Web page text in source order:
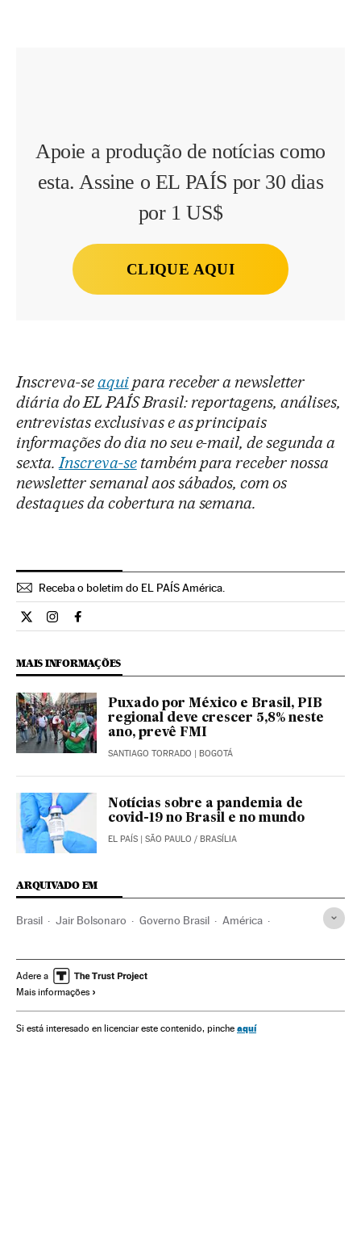
Apoie a produção de notícias como
esta. Assine o EL PAÍS por 30 dias
por 1 US$
CLIQUE AQUI
Inscreva-seaquipara receber a newsletter
diária do EL PAÍS Brasil: reportagens, análises,
entrevistas exclusivas e as principais
informações do dia no seu e-mail, de segunda a
sexta. Inscreva-setambém para receber nossa
newsletter semanal aos sábados, com os
destaques da cobertura na semana.
Receba o boletim do EL PAÍS América.
Economia El País Brasil en Twitter
Economia El País Brasil en Instagram
Economia El País Brasil en Facebook
MAIS INFORMAÇÕES
Puxado por México e Brasil, PIB
regional deve crescer 5,8% neste
ano, prevê FMI
SANTIAGO TORRADO | BOGOTÁ
Notícias sobre a pandemia de
covid-19 no Brasil e no mundo
EL PAÍS | SÃO PAULO / BRASÍLIA
ARQUIVADO EM
Brasil Jair Bolsonaro Governo Brasil América
Paulo Guedes Economia
Crisis económica coronavirus covid-19
Inflação Desemprego Desigualdade econômica
Adere a
Mais informações
Si está interesado en licenciar este contenido, pinche aquí